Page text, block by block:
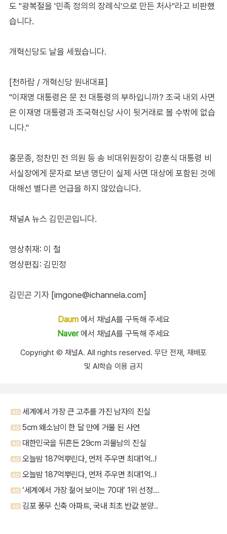
도 "광복절을 '민족 정의의 장례식'으로 만든 처사"라고 비판했
습니다.
개혁신당도 날을 세웠습니다.
[천하람 / 개혁신당 원내대표]
"이재명 대통령은 문 전 대통령의 부하입니까? 조국 내외 사면
은 이재명 대통령과 조국혁신당 사이 뒷거래로 볼 수밖에 없습
니다."
홍문종, 정찬민 전 의원 등 송 비대위원장이 강훈식 대통령 비
서실장에게 문자로 보낸 명단이 실제 사면 대상에 포함된 것에
대해선 별다른 언급을 하지 않았습니다.
채널A 뉴스 김민곤입니다.
영상취재: 이 철
영상편집: 김민정
김민곤 기자 [imgone@ichannela.com]
Daum에서 채널A를 구독해 주세요
Naver에서 채널A를 구독해 주세요
Copyright Ⓒ 채널A. All rights reserved. 무단 전재, 재배포
및 AI학습 이용 금지